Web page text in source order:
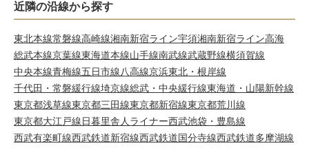
近隣の沿線から探す
東北本線常磐線高崎線湘南新宿ライン宇須湘南新宿ライン高海
総武本線京葉線東海道本線山手線南武線武蔵野線横須賀線
中央本線青梅線五日市線八高線京浜東北・根岸線
千代田・常磐緩行線埼京線総武・中央緩行線東海道・山陽新幹線
東京都浅草線東京都三田線東京都新宿線東京都荒川線
東京都大江戸線日暮里舎人ライナー西武池袋・豊島線
西武有楽町線西武鉄道新宿線西武鉄道国分寺線西武鉄道多摩湖線